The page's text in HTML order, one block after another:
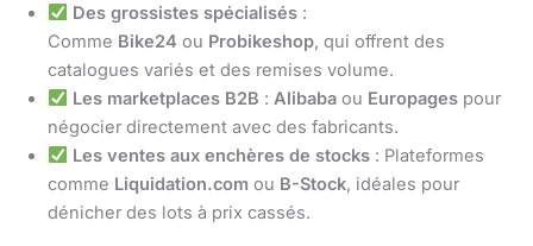
Des grossistes spécialisés:
Comme Bike24 ou Probikeshop, qui offrent des
catalogues variés et des remises volume.
Les marketplaces B2B : Alibabaou Europagespour
négocier directement avec des fabricants.
Les ventes aux enchères de stocks: Plateformes
comme Liquidation.com ou B-Stock, idéales pour
dénicher des lots à prix cassés.